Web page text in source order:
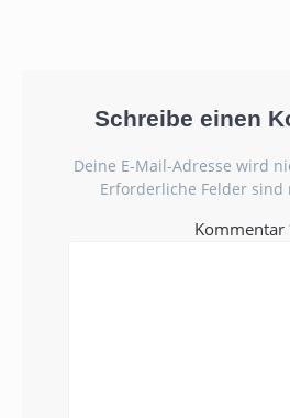
Schreibe einen
Deine E-Mail-Adresse wird
Erforderliche Felder sind
Kommentar